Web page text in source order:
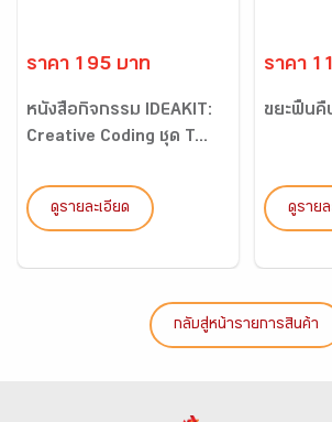
ราคา 195 บาท
หนังสือกิจกรรม IDEAKIT:
Creative Coding ชุด T...
ดูรายละเอียด
ราคา
ขยะฟื้นคื
ดูรายล
กลับสู่หน้ารายการสินค้า